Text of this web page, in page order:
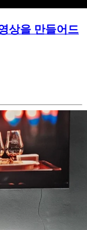
상을 만들어드